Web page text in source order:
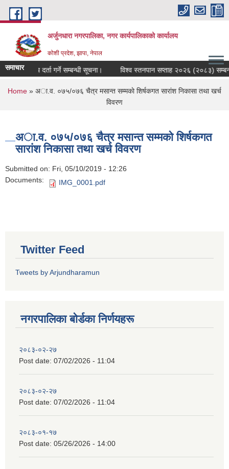
Skip to main content
अर्जुनधारा नगरपालिका, नगर कार्यपालिकाको कार्यालय
कोशी प्रदेश, झापा, नेपाल
समाचार
मौजुदा सूचि दर्ता गर्ने सम्बन्धी सूचना। विश्व स्तनपान सप्ताह २०२६ (२०८३)
You are here
Home » अा.व. ०७५/०७६ चैत्र मसान्त सम्मकाे शिर्षकगत सारांश निकासा तथा खर्च
विवरण
अा.व. ०७५/०७६ चैत्र मसान्त सम्मकाे शिर्षकगत
सारांश निकासा तथा खर्च विवरण
Submitted on: Fri, 05/10/2019 - 12:26
Documents:
IMG_0001.pdf
Twitter Feed
Tweets by Arjundharamun
नगरपालिका बाेर्डका निर्णयहरू
२०८३-०२-२७
Post date: 07/02/2026 - 11:04
२०८३-०२-२७
Post date: 07/02/2026 - 11:04
२०८३-०१-१७
Post date: 05/26/2026 - 14:00